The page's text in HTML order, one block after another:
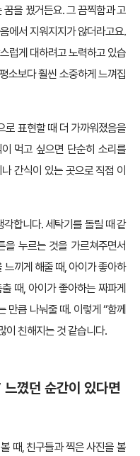
을 꿨거든요. 그 끔찍함과 고
에서 지워지지가 않더라고요.
럽게 대하려고 노력하고 있습
소보다 훨씬 소중하게 느껴집
표현할 때 더 가까워졌음을
먹고 싶으면 단순히 소리를
간식이 있는 곳으로 직접 이
합니다. 세탁기를 돌릴 때 같
을 누르는 것을 가르쳐주면서
끼게 해줄 때, 아이가 좋아하
때, 아이가 좋아하는 짜파게
만큼 나눠줄 때. 이렇게 “함께
이 친해지는 것 같습니다.
꼈던 순간이 있다면
때, 친구들과 찍은 사진을 볼